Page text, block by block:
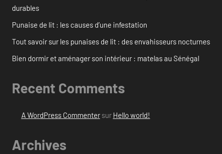
durables
Punaise de lit : les causes d’une infestation
Tout savoir sur les punaises de lit : des envahisseurs nocturnes
Bien dormir et aménager son intérieur : matelas au Sénégal
Recent Comments
A WordPress Commentersur Hello world!
Archives